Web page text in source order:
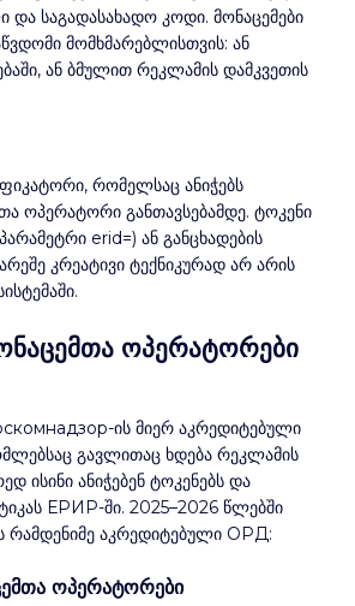
და საგადასახადო კოდი. მონაცემები
მომხმარებლისთვის: ან
ან ბმულით რეკლამის დამკვეთის
რომელსაც ანიჭებს
ოპერატორი განთავსებამდე. ტოკენი
erid=) ან განცხადების
კრეატივი ტექნიკურად არ არის
ოპერატორები
ის მიერ აკრედიტებული
გავლითაც ხდება რეკლამის
ისინი ანიჭებენ ტოკენებს და
ЕРИР-ში. 2025–2026 წლებში
რამდენიმე აკრედიტებული ОРД:
ოპერატორები